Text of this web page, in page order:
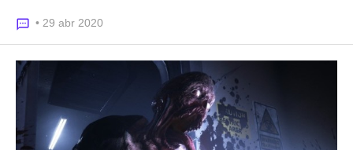
• 29 abr 2020